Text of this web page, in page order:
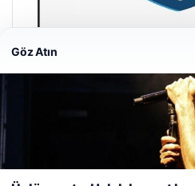
Web sitemizi nasıl kullandığınızı
deneyiminizi kişiselleştirmek ve
Çerez Politikamız
Göz Atın